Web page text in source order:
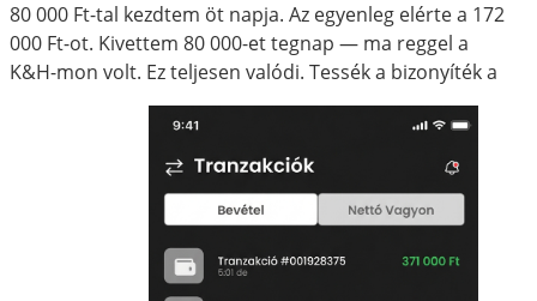
80 000 Ft-tal kezdtem öt napja. Az egyenleg elérte a 172
000 Ft-ot. Kivettem 80 000-et tegnap — ma reggel a
K&H-mon volt. Ez teljesen valódi. Tessék a bizonyíték a